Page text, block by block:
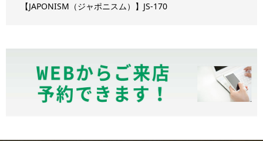
【JAPONISM（ジャポニスム）】JS-170